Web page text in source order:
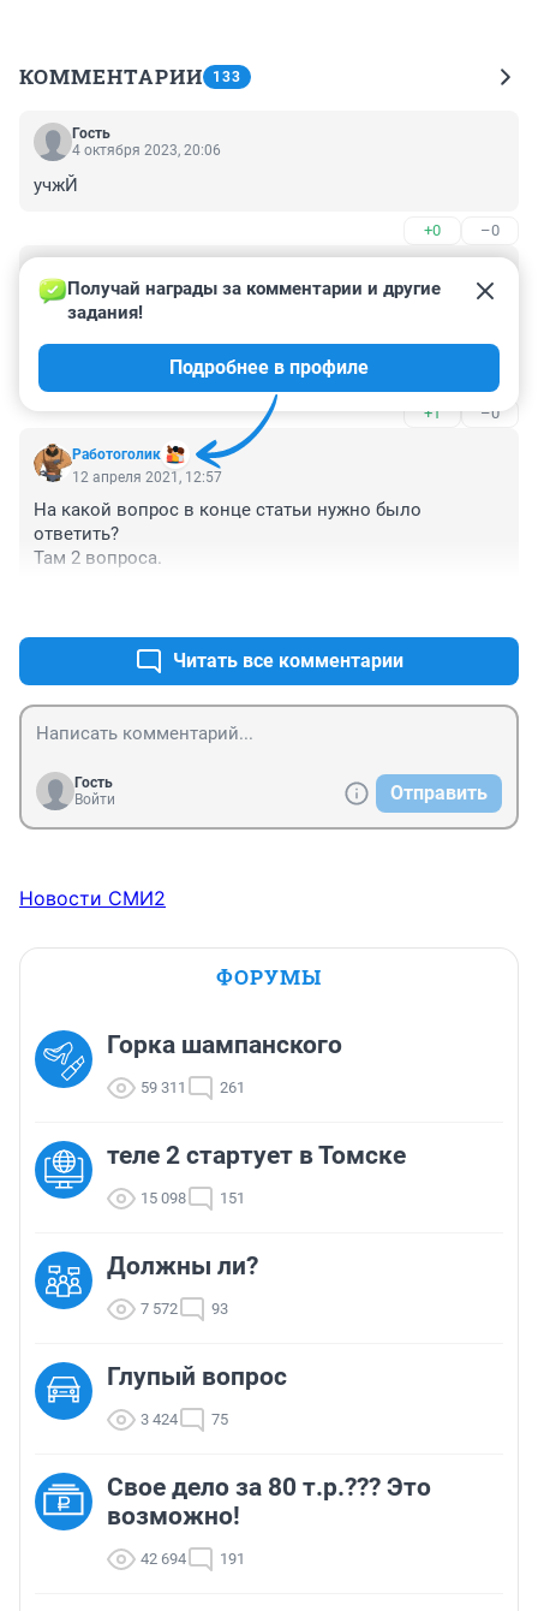
КОММЕНТАРИИ 133
Гость
4 октября 2023, 20:06
учжЙ
+0 –0
13 апреля 2021, 00:29
В самый разгар пандемии у нас только Мэрию
тестировали главных врачей в больницах в общем
элитку, на обычное население наплевали с
колокольни, помощи 0 было. Все за свой счет
+1 –0
Работоголик
Получай награды за комментарии и другие
задания!
Подробнее в профиле
12 апреля 2021, 12:57
На какой вопрос в конце статьи нужно было
ответить?
Там 2 вопроса.
Читать все комментарии
Гость
Войти
Отправить
Новости СМИ2
ФОРУМЫ
Горка шампанского
59 311 261
теле 2 стартует в Томске
15 098 151
Должны ли?
7 572 93
Глупый вопрос
3 424 75
Свое дело за 80 т.р.??? Это
возможно!
42 694 191